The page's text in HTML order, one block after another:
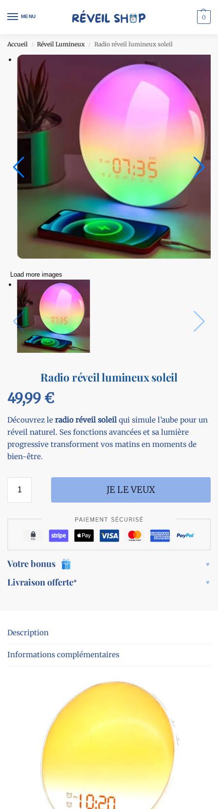
MENU 0
Accueil / Réveil Lumineux / Radio réveil lumineux soleil
Load more images
Radio réveil lumineux soleil
49,99 €
Découvrez le radio réveil soleil qui simule l’aube pour un
réveil naturel. Ses fonctions avancées et sa lumière
progressive transforment vos matins en moments de
bien-être.
JE LE VEUX
Votre bonus
Livraison offerte*
Description
Informations complémentaires